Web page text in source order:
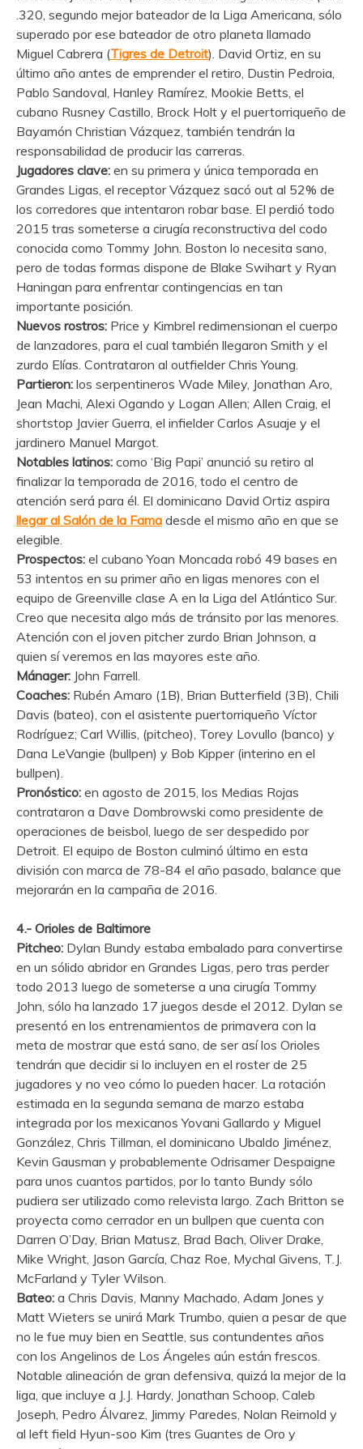
.320, segundo mejor bateador de la Liga Americana, sólo
superado por ese bateador de otro planeta llamado
Miguel Cabrera (Tigres de Detroit). David Ortiz, en su
último año antes de emprender el retiro, Dustin Pedroia,
Pablo Sandoval, Hanley Ramírez, Mookie Betts, el
cubano Rusney Castillo, Brock Holt y el puertorriqueño de
Bayamón Christian Vázquez, también tendrán la
responsabilidad de producir las carreras.
Jugadores clave: en su primera y única temporada en
Grandes Ligas, el receptor Vázquez sacó out al 52% de
los corredores que intentaron robar base. El perdió todo
2015 tras someterse a cirugía reconstructiva del codo
conocida como Tommy John. Boston lo necesita sano,
pero de todas formas dispone de Blake Swihart y Ryan
Haningan para enfrentar contingencias en tan
importante posición.
Nuevos rostros: Price y Kimbrel redimensionan el cuerpo
de lanzadores, para el cual también llegaron Smith y el
zurdo Elías. Contrataron al outfielder Chris Young.
Partieron: los serpentineros Wade Miley, Jonathan Aro,
Jean Machi, Alexi Ogando y Logan Allen; Allen Craig, el
shortstop Javier Guerra, el infielder Carlos Asuaje y el
jardinero Manuel Margot.
Notables latinos: como ‘Big Papi’ anunció su retiro al
finalizar la temporada de 2016, todo el centro de
atención será para él. El dominicano David Ortiz aspira
llegar al Salón de la Fama desde el mismo año en que se
elegible.
Prospectos: el cubano Yoan Moncada robó 49 bases en
53 intentos en su primer año en ligas menores con el
equipo de Greenville clase A en la Liga del Atlántico Sur.
Creo que necesita algo más de tránsito por las menores.
Atención con el joven pitcher zurdo Brian Johnson, a
quien sí veremos en las mayores este año.
Mánager: John Farrell.
Coaches: Rubén Amaro (1B), Brian Butterfield (3B), Chili
Davis (bateo), con el asistente puertorriqueño Víctor
Rodríguez; Carl Willis, (pitcheo), Torey Lovullo (banco) y
Dana LeVangie (bullpen) y Bob Kipper (interino en el
bullpen).
Pronóstico: en agosto de 2015, los Medias Rojas
contrataron a Dave Dombrowski como presidente de
operaciones de beisbol, luego de ser despedido por
Detroit. El equipo de Boston culminó último en esta
división con marca de 78-84 el año pasado, balance que
mejorarán en la campaña de 2016.
4.- Orioles de Baltimore
Pitcheo: Dylan Bundy estaba embalado para convertirse
en un sólido abridor en Grandes Ligas, pero tras perder
todo 2013 luego de someterse a una cirugía Tommy
John, sólo ha lanzado 17 juegos desde el 2012. Dylan se
presentó en los entrenamientos de primavera con la
meta de mostrar que está sano, de ser así los Orioles
tendrán que decidir si lo incluyen en el roster de 25
jugadores y no veo cómo lo pueden hacer. La rotación
estimada en la segunda semana de marzo estaba
integrada por los mexicanos Yovani Gallardo y Miguel
González, Chris Tillman, el dominicano Ubaldo Jiménez,
Kevin Gausman y probablemente Odrisamer Despaigne
para unos cuantos partidos, por lo tanto Bundy sólo
pudiera ser utilizado como relevista largo. Zach Britton se
proyecta como cerrador en un bullpen que cuenta con
Darren O’Day, Brian Matusz, Brad Bach, Oliver Drake,
Mike Wright, Jason García, Chaz Roe, Mychal Givens, T.J.
McFarland y Tyler Wilson.
Bateo: a Chris Davis, Manny Machado, Adam Jones y
Matt Wieters se unirá Mark Trumbo, quien a pesar de que
no le fue muy bien en Seattle, sus contundentes años
con los Angelinos de Los Ángeles aún están frescos.
Notable alineación de gran defensiva, quizá la mejor de la
liga, que incluye a J.J. Hardy, Jonathan Schoop, Caleb
Joseph, Pedro Álvarez, Jimmy Paredes, Nolan Reimold y
al left field Hyun-soo Kim (tres Guantes de Oro y